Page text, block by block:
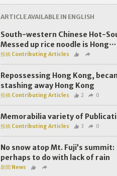
ARTICLE AVAILABLE IN ENGLISH
South-western Chinese Hot-
Messed up rice noodle is Hong⋯
投稿 Contributing Articles
Repossessing Hong Kong,
stashing away Hong Kong
投稿 Contributing Articles 2 0
Memorabilia variety of
投稿 Contributing Articles 3 0
No snow atop Mt. Fuji’s summit:
perhaps to do with lack of rain
新聞 News